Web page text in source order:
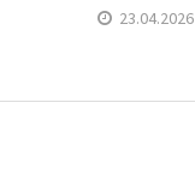
23.04.2026